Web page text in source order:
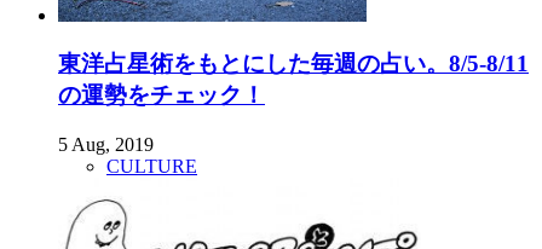
東洋占星術をもとにした毎週の占い。8/5-8/11
の運勢をチェック！
5 Aug, 2019
CULTURE